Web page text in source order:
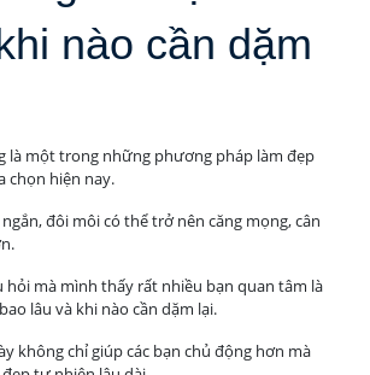
nào cần dặm
là một trong những phương pháp làm đẹp
chọn hiện nay.
đôi môi có thể trở nên căng mọng, cân
hỏi mà mình thấy rất nhiều bạn quan tâm là
lâu và khi nào cần dặm lại.
không chỉ giúp các bạn chủ động hơn mà